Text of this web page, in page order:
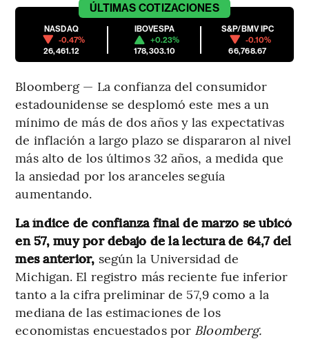
ÚLTIMAS COTIZACIONES
NASDAQ
-0.47%
26,461.12
IBOVESPA
+0.23%
178,303.10
S&P/BMV IPC
-0.10%
66,768.67
Bloomberg — La confianza del consumidor
estadounidense se desplomó este mes a un
mínimo de más de dos años y las expectativas
de inflación a largo plazo se dispararon al nivel
más alto de los últimos 32 años, a medida que
la ansiedad por los aranceles seguía
aumentando.
La índice de confianza final de marzo se ubicó
en 57, muy por debajo de la lectura de 64,7 del
mes anterior, según la Universidad de
Michigan. El registro más reciente fue inferior
tanto a la cifra preliminar de 57,9 como a la
mediana de las estimaciones de los
economistas encuestados por Bloomberg.